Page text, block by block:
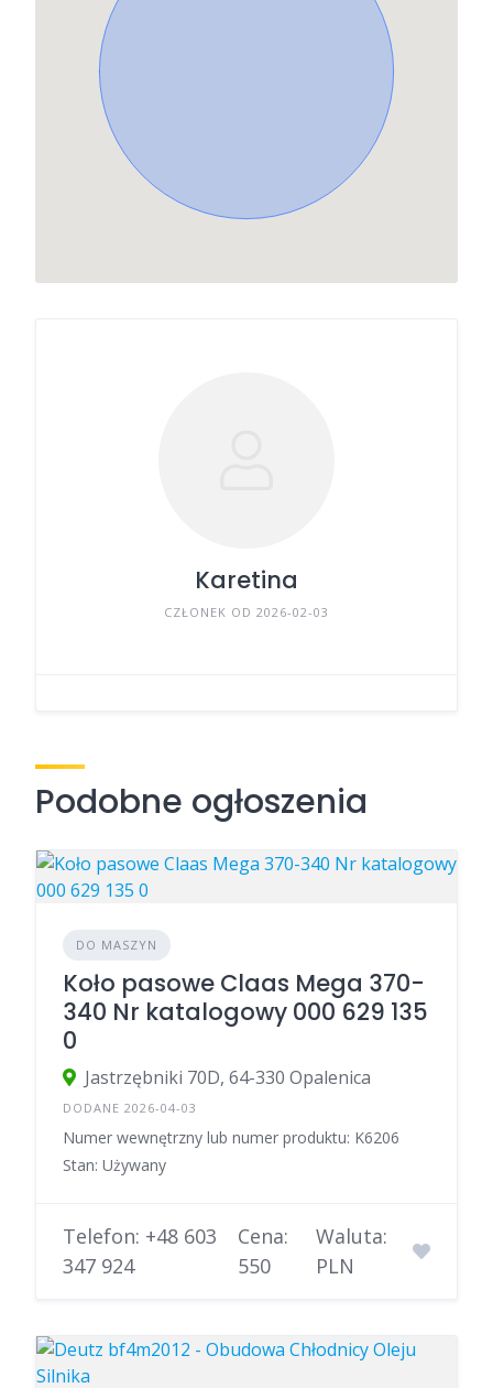
Karetina
CZŁONEK OD 2026-02-03
Podobne ogłoszenia
DO MASZYN
Koło pasowe Claas Mega 370-
340 Nr katalogowy 000 629 135
0
Jastrzębniki 70D, 64-330 Opalenica
DODANE 2026-04-03
Numer wewnętrzny lub numer produktu: K6206
Stan: Używany
Telefon: +48 603
347 924
Cena:
550
Waluta:
PLN